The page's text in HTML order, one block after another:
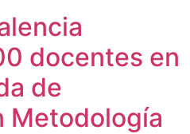
docentes en
de
Metodología